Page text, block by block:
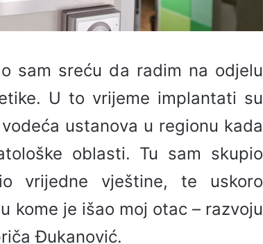
sam sreću da radim na odjelu
U to vrijeme implantati su
ustanova u regionu kada
oblasti. Tu sam skupio
vrijedne vještine, te uskoro
kome je išao moj otac – razvoju
Đukanović.